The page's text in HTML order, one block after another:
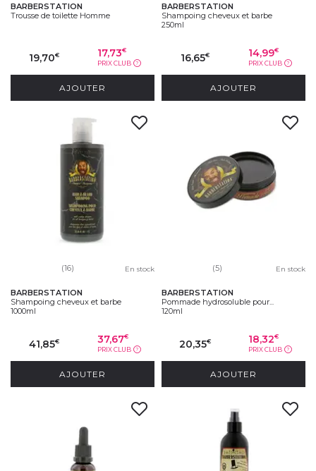
BARBERSTATION
Trousse de toilette Homme
19,70€ 17,73€
PRIX CLUB ?
AJOUTER
BARBERSTATION
Shampoing cheveux et barbe
250ml
16,65€ 14,99€
PRIX CLUB ?
AJOUTER
(16) En stock
BARBERSTATION
Shampoing cheveux et barbe
1000ml
41,85€ 37,67€
PRIX CLUB ?
AJOUTER
(5) En stock
BARBERSTATION
Pommade hydrosoluble pour...
120ml
20,35€ 18,32€
PRIX CLUB ?
AJOUTER